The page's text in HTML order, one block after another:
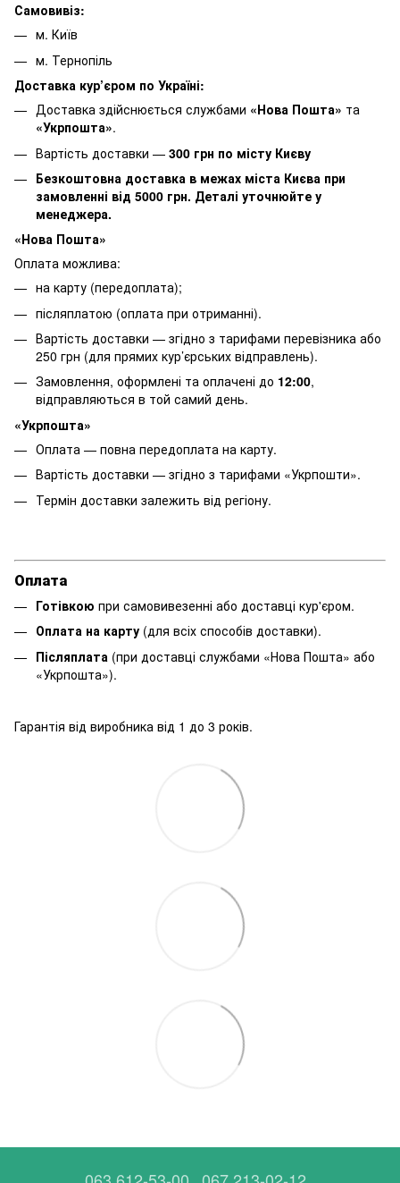
Самовивіз:
м. Київ
м. Тернопіль
Доставка кур’єром по Україні:
Доставка здійснюється службами «Нова Пошта» та
«Укрпошта».
Вартість доставки — 300 грн по місту Києву
Безкоштовна доставка в межах міста Києва при
замовленні від 5000 грн. Деталі уточнюйте у
менеджера.
«Нова Пошта»
Оплата можлива:
на карту (передоплата);
післяплатою (оплата при отриманні).
Вартість доставки — згідно з тарифами перевізника або
250 грн (для прямих кур’єрських відправлень).
Замовлення, оформлені та оплачені до 12:00,
відправляються в той самий день.
«Укрпошта»
Оплата — повна передоплата на карту.
Вартість доставки — згідно з тарифами «Укрпошти».
Термін доставки залежить від регіону.
Оплата
Готівкою при самовивезенні або доставці кур'єром.
Оплата на карту (для всіх способів доставки).
Післяплата (при доставці службами «Нова Пошта» або
«Укрпошта»).
Гарантія від виробника від 1 до 3 років.